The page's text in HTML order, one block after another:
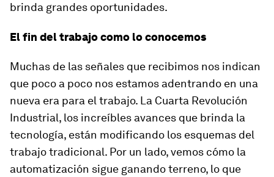
brinda grandes oportunidades.
El fin del trabajo como lo conocemos
Muchas de las señales que recibimos nos indican
que poco a poco nos estamos adentrando en una
nueva era para el trabajo. La Cuarta Revolución
Industrial, los increíbles avances que brinda la
tecnología, están modificando los esquemas del
trabajo tradicional. Por un lado, vemos cómo la
automatización sigue ganando terreno, lo que